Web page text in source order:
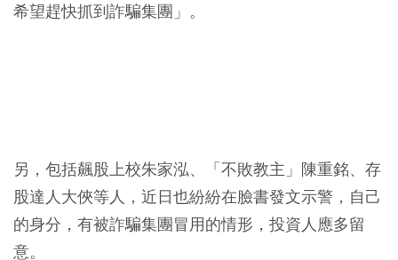
希望趕快抓到詐騙集團」。
另，包括飆股上校朱家泓、「不敗教主」陳重銘、存
股達人大俠等人，近日也紛紛在臉書發文示警，自己
的身分，有被詐騙集團冒用的情形，投資人應多留
意。